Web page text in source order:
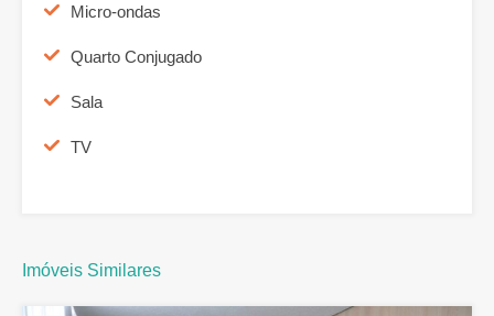
Micro-ondas
Quarto Conjugado
Sala
TV
Imóveis Similares